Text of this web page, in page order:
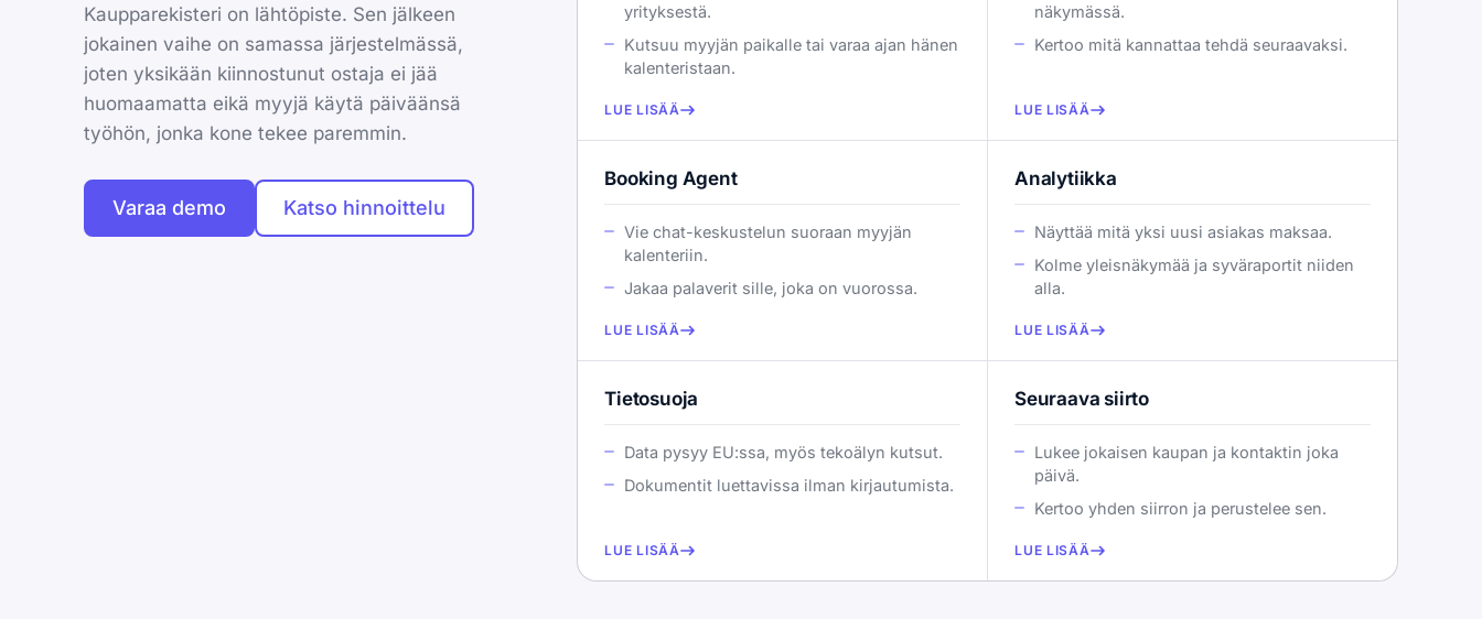
Kaupparekisteri on lähtöpiste. Sen jälkeen
jokainen vaihe on samassa järjestelmässä,
joten yksikään kiinnostunut ostaja ei jää
huomaamatta eikä myyjä käytä päiväänsä
työhön, jonka kone tekee paremmin.
Varaa demo Katso hinnoittelu
yrityksestä.
Kutsuu myyjän paikalle tai varaa ajan hänen
kalenteristaan.
LUE LISÄÄ
näkymässä.
Kertoo mitä kannattaa tehdä seuraavaksi.
LUE LISÄÄ
Booking Agent
Vie chat-keskustelun suoraan myyjän
kalenteriin.
Jakaa palaverit sille, joka on vuorossa.
LUE LISÄÄ
Analytiikka
Näyttää mitä yksi uusi asiakas maksaa.
Kolme yleisnäkymää ja syväraportit niiden
alla.
LUE LISÄÄ
Tietosuoja
Data pysyy EU:ssa, myös tekoälyn kutsut.
Dokumentit luettavissa ilman kirjautumista.
LUE LISÄÄ
Seuraava siirto
Lukee jokaisen kaupan ja kontaktin joka
päivä.
Kertoo yhden siirron ja perustelee sen.
LUE LISÄÄ